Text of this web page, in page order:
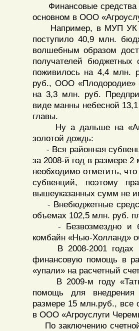
Финансовые средства
основном в ООО
Например, в МУП УК
поступило 40,9 млн.
волшебным образом
получателей
поживилось на 4,4
руб., ООО
на 3,3 млн. руб.
виде манны небесной
главы.
Ну а дальше на
золотой дождь:
- Вся районная
за 2008-й год в размере
необходимо отметить,
субвенций, поэтому
вышеуказанных сумм не
- Внебюджетные
объемах 102,5 млн. руб.
- Безвозмездно и
комбайн «Нью-Холланд»
В 2008-2001 годах
финансовую помощь в
«упали» на расчетный
В 2009-м году
помощь для внедрения
размере 15 млн.руб., все
в ООО «Агроуслуги
По заключению